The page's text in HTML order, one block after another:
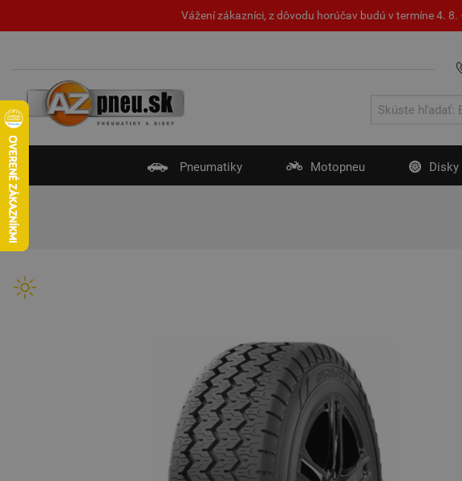
Vážení zákazníci, z dôvodu horúčav budú v termíne 4.
Pneumatiky Motopneu Disky